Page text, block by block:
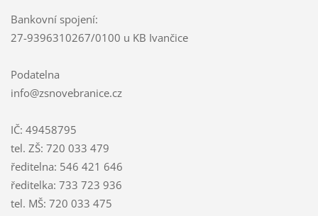
Bankovní spojení:
27-9396310267/0100 u KB Ivančice
Podatelna
info@zsnovebranice.cz
IČ: 49458795
tel. ZŠ: 720 033 479
ředitelna: 546 421 646
ředitelka: 733 723 936
tel. MŠ: 720 033 475